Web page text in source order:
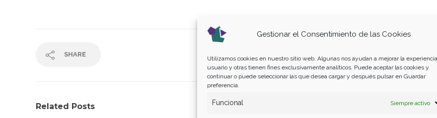
Gestionar el Consentimiento de las Cookies
Utilizamos cookies en nuestro sitio web. Algunas nos ayudan a mejorar la
usuario y otras tienen fines exclusivamente analíticos. Puede aceptar las cookies y
continuar o puede seleccionar las que desea cargar y después pulsar en Guardar
preferencia.
Funcional Siempre activo
SHARE 127/ 150
Related Posts